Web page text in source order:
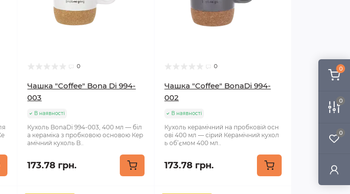
0
0
0
0
Чашка "Coffee" Bona Di 994-
003
В наявності
Кухоль BonaDi 994-003, 400 мл — біл
а кераміка з пробковою основою Кер
амічний кухоль B..
173.78 грн.
0
Чашка "Coffee" BonaDi 994-
002
В наявності
Кухоль керамічний на пробковій осн
ові 400 мл — сірий Керамічний кухол
ь об’ємом 400 мл..
173.78 грн.